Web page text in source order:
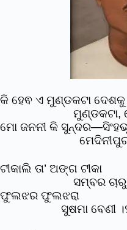
କି ହେଵ ଏ ମୁଣ୍ଡକଟା
ମୁଣ୍ଡକଟା,
ମୋ ଜନନୀ କି
ମେଦିନୀପୁର
ଟୀକାଲି ତା’ ଅଙ୍ଗ ଟୀକା
ସମ୍ବର ଚାରୁ
ଫୁଲଝର ଫୁଲଝରା
ସୁଷମା ବେଣୀ